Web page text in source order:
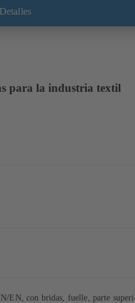
de regulación de velocidad
Detalles
para la industria textil
EN, con bridas, fuelle, parte